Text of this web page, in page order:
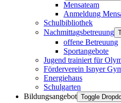
Mensateam
Anmeldung
Schulbibliothek
Nachmittagsbetreuung
offene Betreuung
Sportangebote
Jugend trainiert für
Förderverein Isnyer
Energiehaus
Schulgarten
Bildungsangebot Toggle